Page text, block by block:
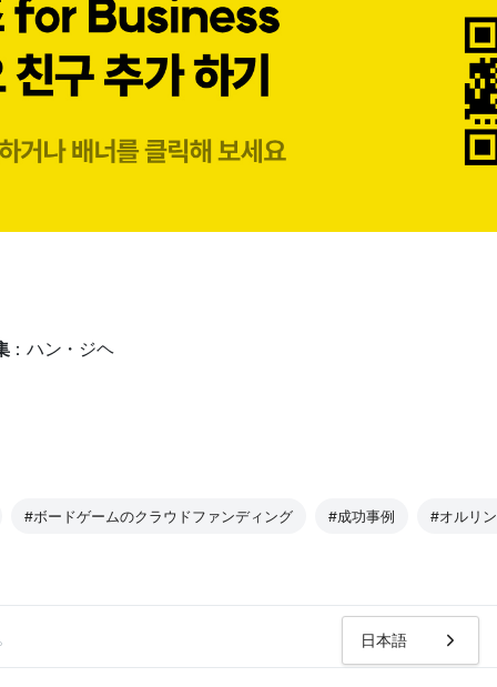
日本語
：ハン・ジヘ
#ボードゲームのクラウドファンディング #成功事例 #オルリ